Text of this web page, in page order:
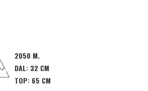
2050 M.
DAL: 32 CM
TOP: 65 CM